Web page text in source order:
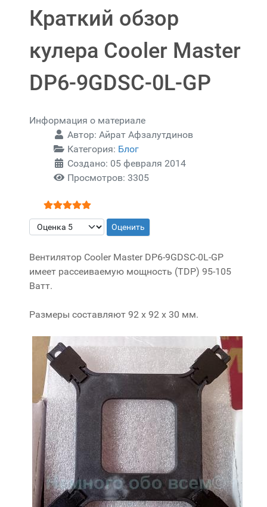
Краткий обзор
кулера Cooler Master
DP6-9GDSC-0L-GP
Информация о материале
Автор: Айрат Афзалутдинов
Категория: Блог
Создано: 05 февраля 2014
Просмотров: 3305
Рейтинг:5/5
Пожалуйста, оцените
Вентилятор Cooler Master DP6-9GDSC-0L-GP
имеет рассеиваемую мощность (TDP) 95-105
Ватт.
Размеры составляют 92 x 92 x 30 мм.